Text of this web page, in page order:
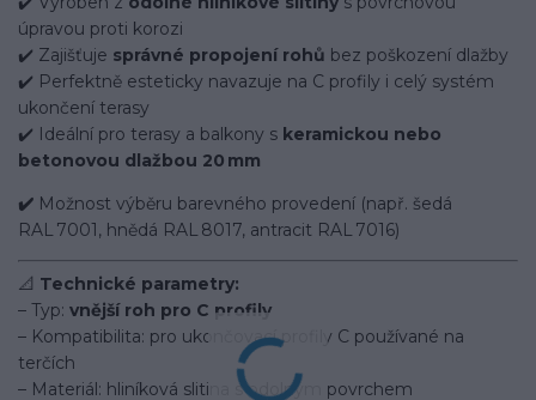
úpravou proti korozi
✔️ Zajišťuje správné propojení rohů bez poškození dlažby
✔️ Perfektně esteticky navazuje na C profily i celý systém
ukončení terasy
✔️ Ideální pro terasy a balkony s keramickou nebo
betonovou dlažbou 20 mm
✔️ Možnost výběru barevného provedení (např. šedá
RAL 7001, hnědá RAL 8017, antracit RAL 7016)
📐 Technické parametry:
– Typ: vnější roh pro C profily
– Kompatibilita: pro ukončovací profily C používané na
terčích
– Materiál: hliníková slitina s odolným povrchem